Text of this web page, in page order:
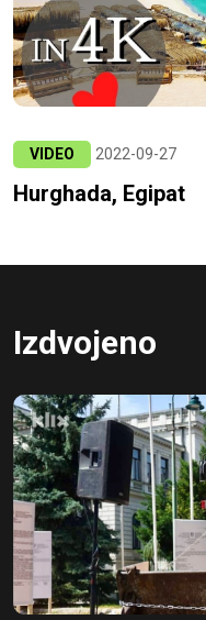
VIDEO 2022-09-27
Hurghada, Egipat
Izdvojeno